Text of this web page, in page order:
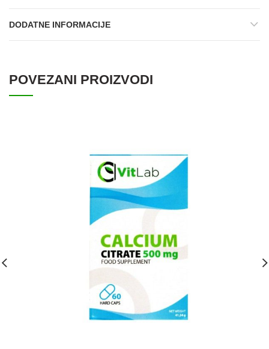
DODATNE INFORMACIJE
POVEZANI PROIZVODI